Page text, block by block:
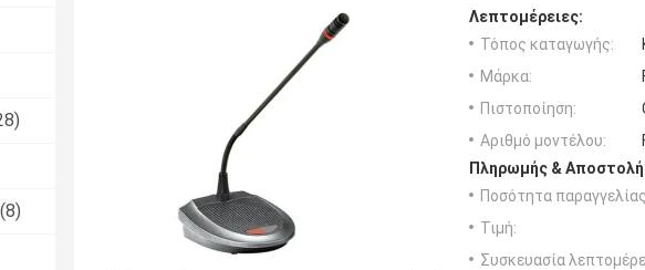
(8)
Λεπτομέρειες:
Τόπος καταγωγής:
Μάρκα:
Πιστοποίηση:
Αριθμό μοντέλου:
Πληρωμής &
Ποσότητα
Τιμή:
Συσκευασία